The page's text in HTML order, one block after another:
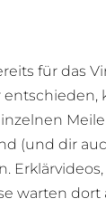
für das
entschieden,
(und dir
warten dort